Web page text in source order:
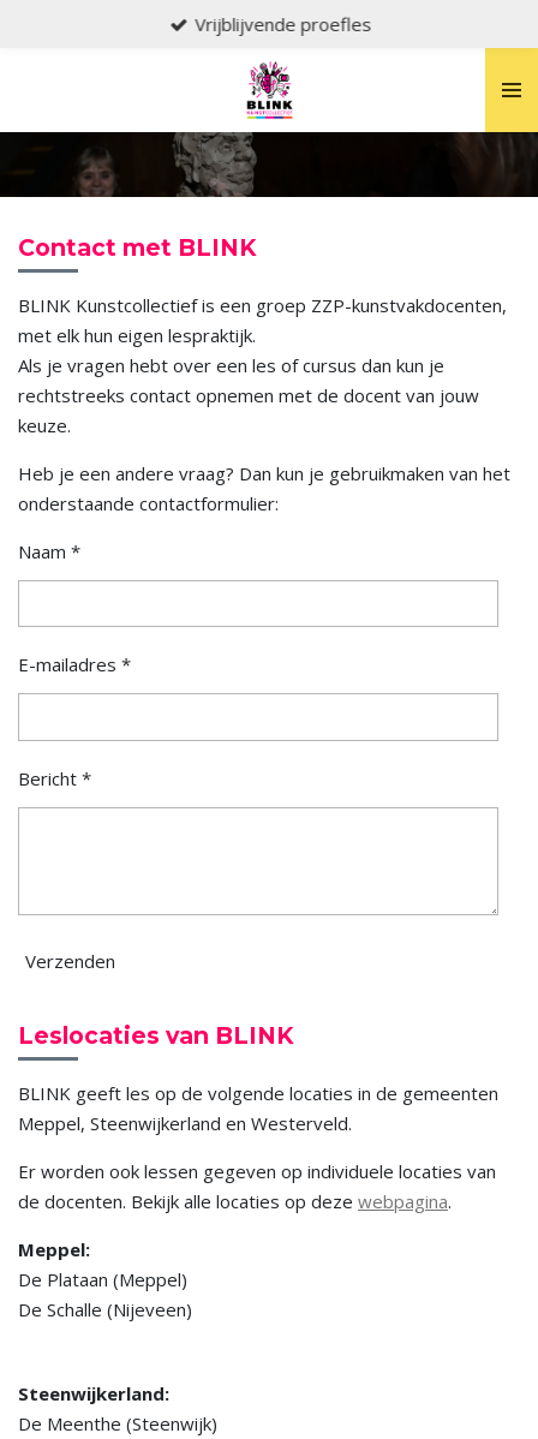
hoofdinhoud
Vrijblijvende proefles
Contact met BLINK
BLINK Kunstcollectief is een groep ZZP-kunstvakdocenten,
met elk hun eigen lespraktijk.
Als je vragen hebt over een les of cursus dan kun je
rechtstreeks contact opnemen met de docent van jouw
keuze.
Heb je een andere vraag? Dan kun je gebruikmaken van het
onderstaande contactformulier:
Naam *
E-mailadres *
Bericht *
Verzenden
Leslocaties van BLINK
BLINK geeft les op de volgende locaties in de gemeenten
Meppel, Steenwijkerland en Westerveld.
Er worden ook lessen gegeven op individuele locaties van
de docenten. Bekijk alle locaties op deze webpagina.
Meppel:
De Plataan (Meppel)
De Schalle (Nijeveen)
Steenwijkerland:
De Meenthe (Steenwijk)